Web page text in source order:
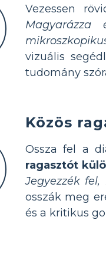
Vezessen
vizuális
tudomány
Közös
Ossza fel a
ragasztót
Jegyezzék
osszák meg
és a kritikus